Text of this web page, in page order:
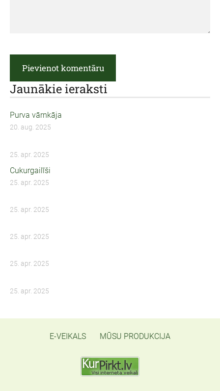
Jaunākie ieraksti
Purva vārnkāja
20. aug. 2025
25. apr. 2025
Cukurgailīši
25. apr. 2025
25. apr. 2025
25. apr. 2025
25. apr. 2025
25. apr. 2025
E-VEIKALS MŪSU PRODUKCIJA